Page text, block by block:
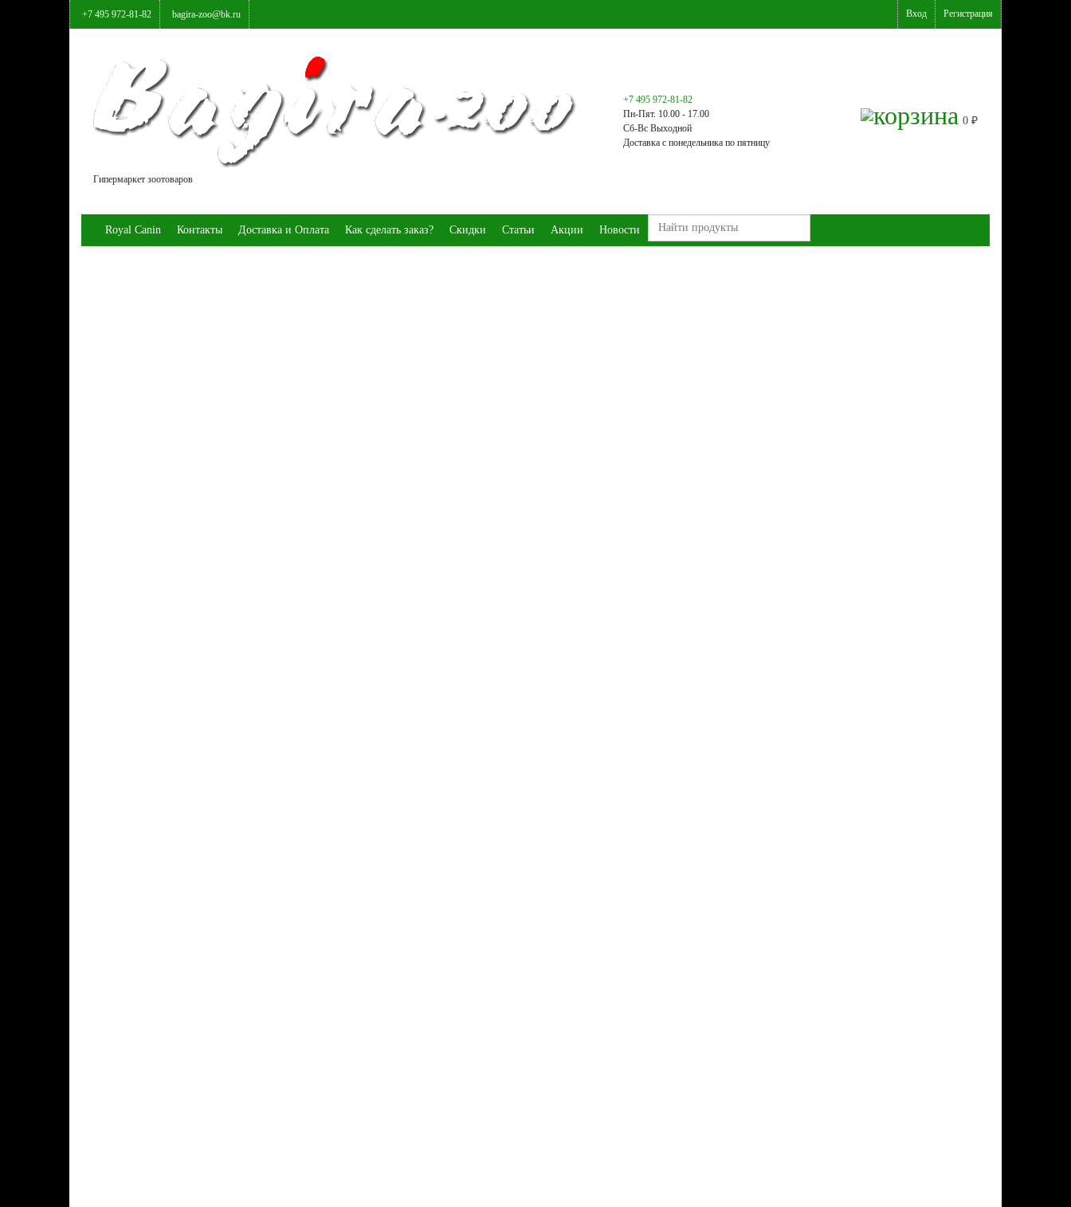
+7 495 972-81-82 bagira-zoo@bk.ru Вход Регистрация
Гипермаркет зоотоваров
+7 495 972-81-82
Пн-Пят. 10.00 - 17.00
Сб-Вс Выходной
Доставка с понедельника по пятницу
0 ₽
Royal Canin Контакты Доставка и Оплата Как сделать заказ? Скидки Статьи Акции Новости